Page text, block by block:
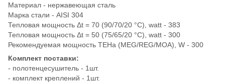
Материал - нержавеющая сталь
Марка стали - AISI 304
Тепловая мощность Δt = 70 (90/70/20 °C), watt - 383
Тепловая мощность Δt = 50 (75/65/20 °C), watt - 300
Рекомендуемая мощность ТЕНа (MEG/REG/MOA), W - 300
Комплект поставки:
- полотенцесушитель - 1шт.
- комплект креплений - 1шт.